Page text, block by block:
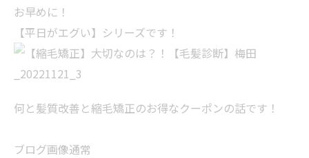
お早めに！
【平日がエグい】シリーズです！
何と髪質改善と縮毛矯正のお得なクーポンの話です！
ブログ画像通常